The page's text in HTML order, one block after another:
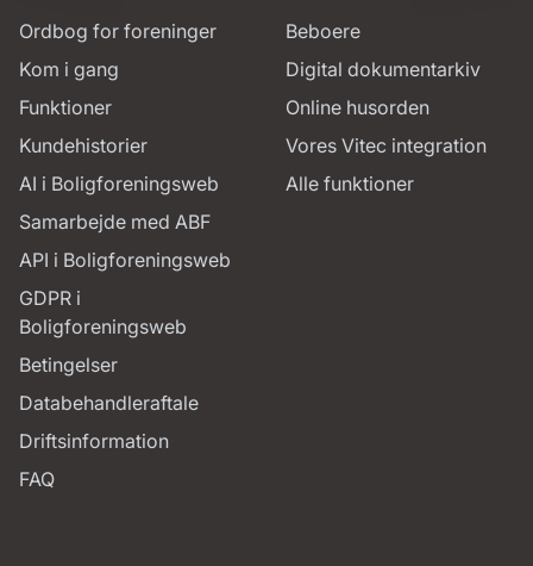
Ordbog for foreninger
Kom i gang
Funktioner
Kundehistorier
AI i Boligforeningsweb
Samarbejde med ABF
API i Boligforeningsweb
GDPR i
Boligforeningsweb
Betingelser
Databehandleraftale
Driftsinformation
FAQ
Beboere
Digital dokumentarkiv
Online husorden
Vores Vitec integration
Alle funktioner